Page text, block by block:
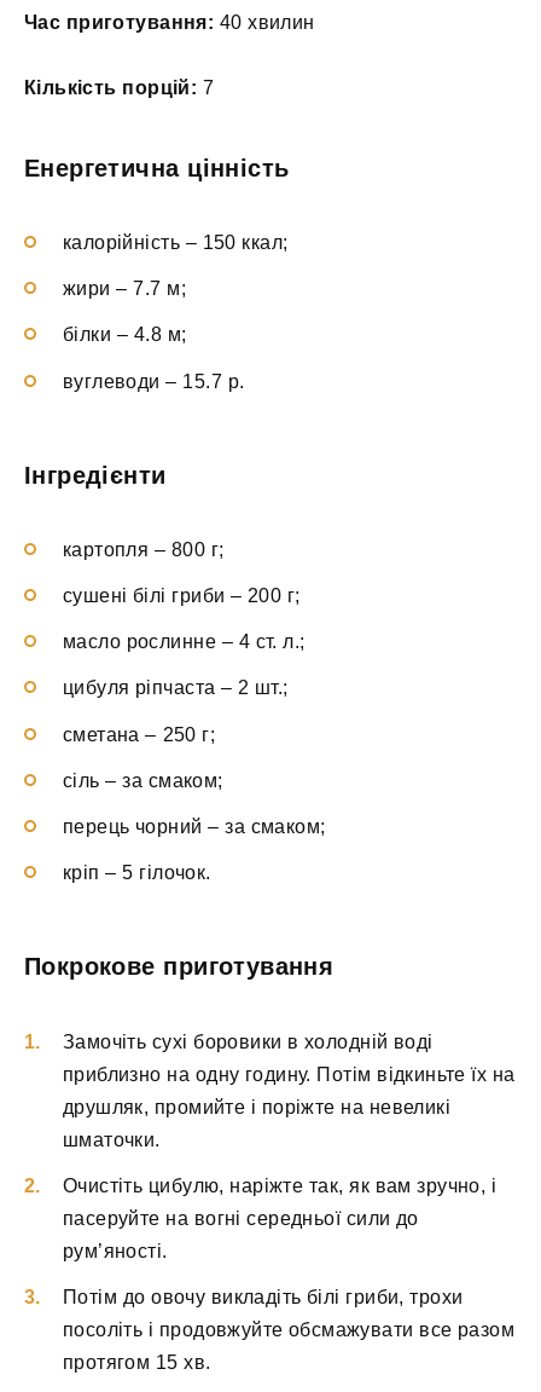
Час приготування: 40 хвилин
Кількість порцій: 7
Енергетична цінність
калорійність – 150 ккал;
жири – 7.7 м;
білки – 4.8 м;
вуглеводи – 15.7 р.
Інгредієнти
картопля – 800 г;
сушені білі гриби – 200 г;
масло рослинне – 4 ст. л.;
цибуля ріпчаста – 2 шт.;
сметана – 250 г;
сіль – за смаком;
перець чорний – за смаком;
кріп – 5 гілочок.
Покрокове приготування
Замочіть сухі боровики в холодній воді
приблизно на одну годину. Потім відкиньте їх на
друшляк, промийте і поріжте на невеликі
шматочки.
Очистіть цибулю, наріжте так, як вам зручно, і
пасеруйте на вогні середньої сили до
рум’яності.
Потім до овочу викладіть білі гриби, трохи
посоліть і продовжуйте обсмажувати все разом
протягом 15 хв.